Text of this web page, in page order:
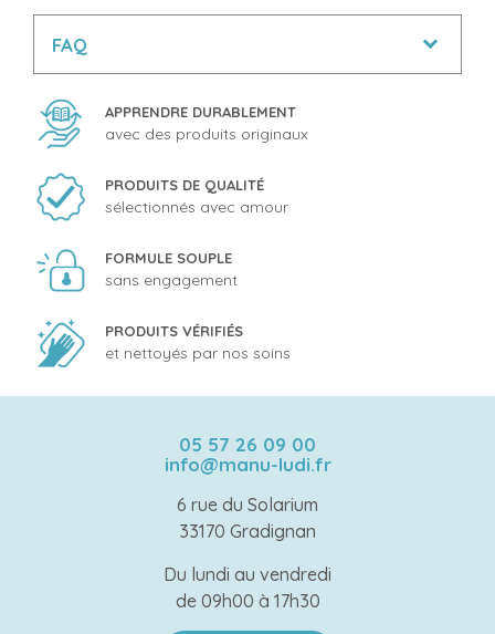
FAQ
APPRENDRE DURABLEMENT
avec des produits originaux
PRODUITS DE QUALITÉ
sélectionnés avec amour
FORMULE SOUPLE
sans engagement
PRODUITS VÉRIFIÉS
et nettoyés par nos soins
05 57 26 09 00
info@manu-ludi.fr
6 rue du Solarium
33170 Gradignan
Du lundi au vendredi
de 09h00 à 17h30